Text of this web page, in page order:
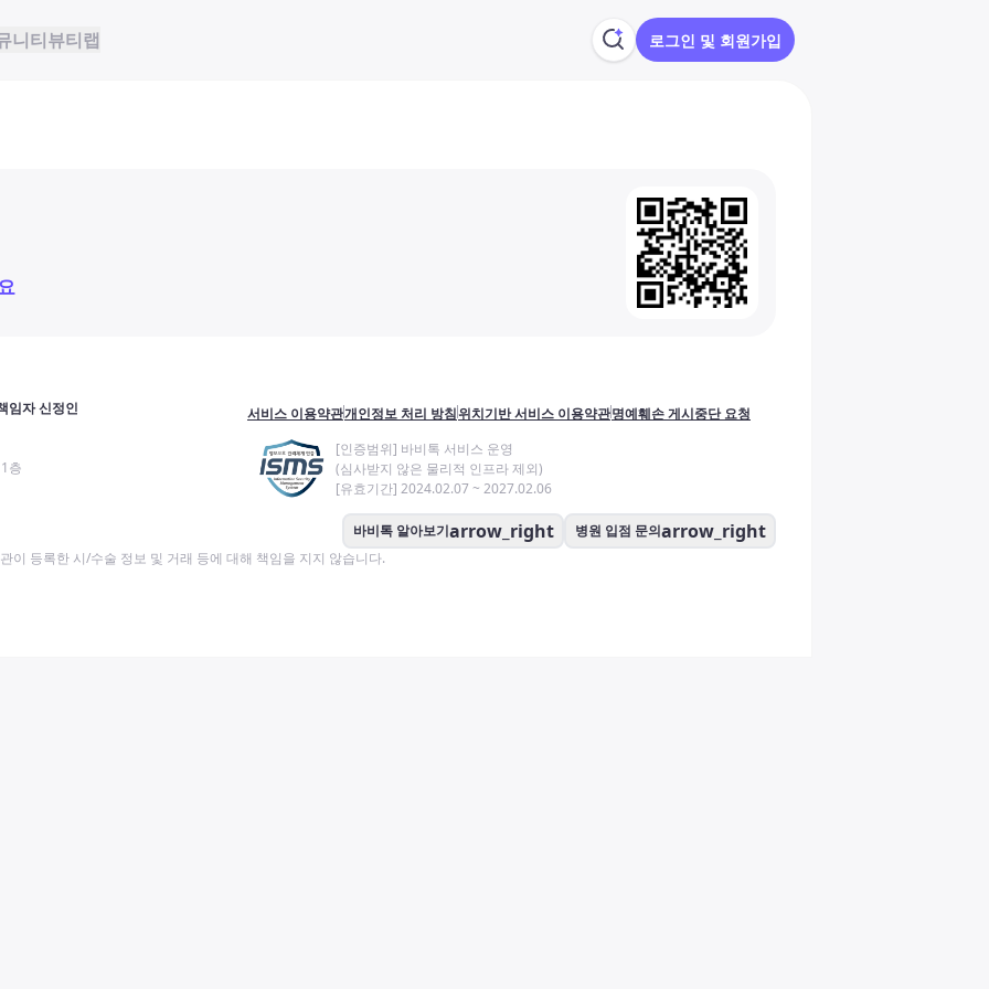
니티뷰티랩 로그인 및 회원가입
임자 신정인
층
서비스 이용약관개인정보 처리 방침위치기반 서비스 이용약관명예훼손 게시중단 요청
[인증범위] 바비톡 서비스 운영
(심사받지 않은 물리적 인프라 제외)
[유효기간] 2024.02.07 ~ 2027.02.06
바비톡 알아보기arrow_right 병원 입점 문의arrow_right
이 등록한 시/수술 정보 및 거래 등에 대해 책임을 지지 않습니다.